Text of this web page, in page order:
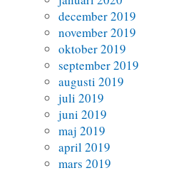
december 2019
november 2019
oktober 2019
september 2019
augusti 2019
juli 2019
juni 2019
maj 2019
april 2019
mars 2019